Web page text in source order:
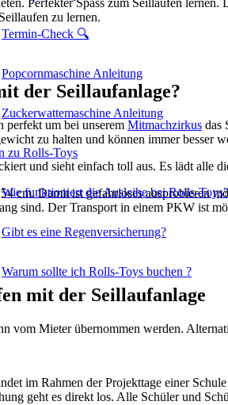
Termin-Check 🔍
Popcornmaschine Anleitung
Zuckerwattemaschine Anleitung
zu Rolls-Toys
Wie funktioniert die Ausleihe bei Rolls-Toys?
Gibt es eine Regenversicherung?
Warum sollte ich Rolls-Toys buchen ?
Perfekter Spass zum Seillaufen
zu lernen.
der Seillaufanlage?
perfekt um bei unserem Mitmachzirkus das
zu halten und können immer besser
und sieht einfach toll aus. Es lädt alle
cm. Damit ist gefahrloses ausprobieren
sind. Der Transport in einem PKW ist
mit der Seillaufanlage
vom Mieter übernommen werden.
im Rahmen der Projekttage einer
geht es direkt los. Alle Schüler und